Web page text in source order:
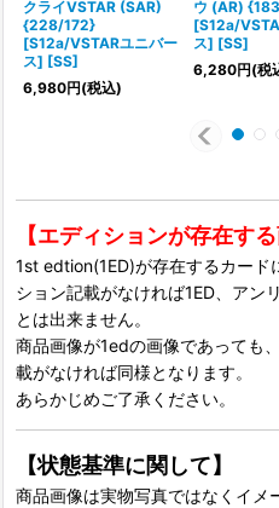
クライVSTAR (SAR)
{228/172}
[S12a/VSTARユニバー
ス] [SS]
6,980円(税込)
ウ (AR)
[S12a/
ス] [SS]
6,280円(税
【エディションが存在す
1st edtion(1ED)が存在するカード
ション記載がなければ1ED、アン
とは出来ません。
商品画像が1edの画像であっても
載がなければ同様となります。
あらかじめご了承ください。
【状態基準に関して】
商品画像は実物写真ではなくイメ